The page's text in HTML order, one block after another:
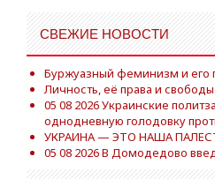
СВЕЖИЕ НОВОСТИ
Буржуазный феминизм и его
Личность, её права и
05 08 2026 Украинские
однодневную голодовку
УКРАИНА — ЭТО НАША
05 08 2026 В Домодедово